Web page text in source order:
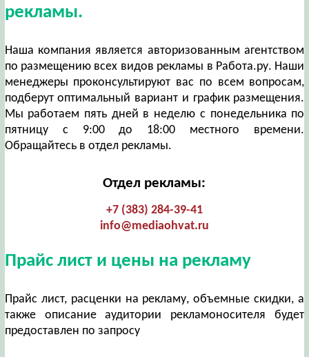
рекламы.
Наша компания является авторизованным агентством
по размещению всех видов рекламы в Работа.ру. Наши
менеджеры проконсультируют вас по всем вопросам,
подберут оптимальный вариант и график размещения.
Мы работаем пять дней в неделю с понедельника по
пятницу с 9:00 до 18:00 местного времени.
Обращайтесь в отдел рекламы.
Отдел рекламы:
+7 (383) 284-39-41
info@mediaohvat.ru
Прайс лист и цены на рекламу
Прайс лист, расценки на рекламу, объемные скидки, а
также описание аудитории рекламоносителя будет
предоставлен по запросу